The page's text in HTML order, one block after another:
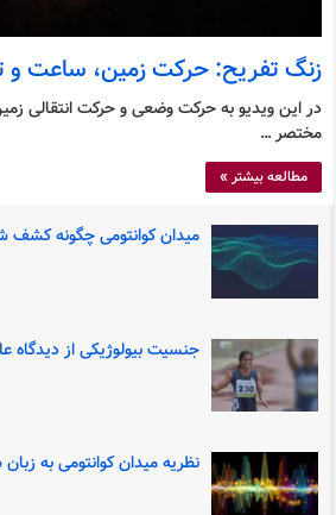
زنگ تفریح: حرکت زمین، ساعت و
در این ویدیو به حرکت وضعی و حرکت انتقالی
مختصر …
مطالعه بیشتر »
میدان کوانتومی چگونه کشف
جنسیت بیولوژیکی از دیدگاه علم
نظریه میدان کوانتومی به زبان